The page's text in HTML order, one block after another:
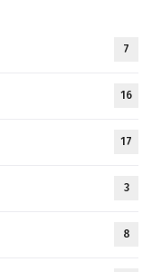
7
16
17
3
8